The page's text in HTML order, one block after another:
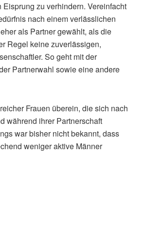
zu verhindern. Vereinfacht
nach einem verlässlichen
als Partner gewählt, als die
Regel keine zuverlässigen,
So geht mit der
Partnerwahl sowie eine andere
Frauen überein, die sich nach
während ihrer Partnerschaft
war bisher nicht bekannt, dass
weniger aktive Männer